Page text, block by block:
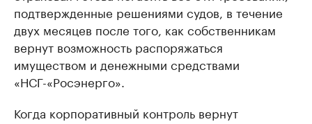
подтвержденные решениями судов, в течение
двух месяцев после того, как собственникам
вернут возможность распоряжаться
имуществом и денежными средствами
«НСГ-«Росэнерго».
Когда корпоративный контроль вернут